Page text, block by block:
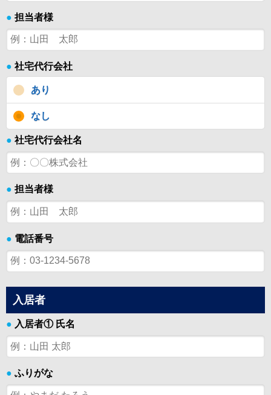
● 担当者様
● 社宅代行会社
あり
なし
● 社宅代行会社名
● 担当者様
● 電話番号
入居者
● 入居者① 氏名
● ふりがな